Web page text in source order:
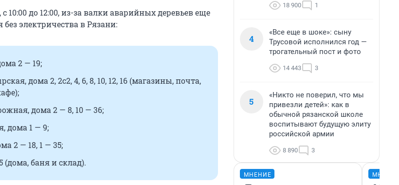
10:00 до 12:00, из-за валки аварийных деревьев еще
без электричества в Рязани:
2 — 19;
дома 2, 2с2, 4, 6, 8, 10, 12, 16 (магазины, почта,
дома 2 — 8, 10 — 36;
дома 1 — 9;
2 — 18, 1 — 35;
(дома, баня и склад).
18 900 1
4
«Все еще в шоке»: сыну
Трусовой исполнился год —
трогательный пост и фото
14 443 3
5
«Никто не поверил, что мы
привезли детей»: как в
обычной рязанской школе
воспитывают будущую элиту
российской армии
8 890 3
МНЕНИЕ